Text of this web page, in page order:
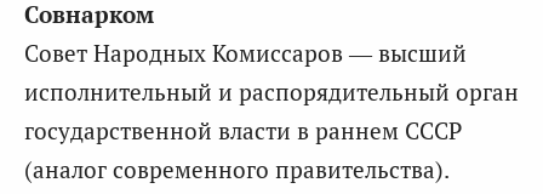
Совнарком
Совет Народных Комиссаров — высший
исполнительный и распорядительный орган
государственной власти в раннем СССР
(аналог современного правительства).